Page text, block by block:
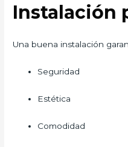
Instalación
Una buena instalación
Seguridad
Estética
Comodidad